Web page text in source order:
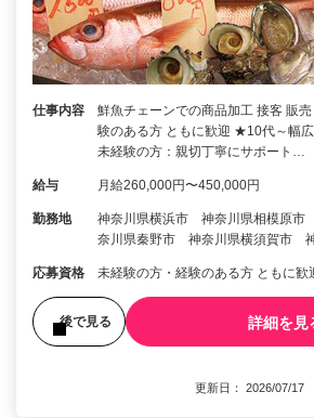
仕事内容
鮮魚チェーンでの商品加工 接客 販
験のある方 ともに歓迎 ★10代～幅
未経験の方：親切丁寧にサポート…
給与 月給260,000円〜450,000円
勤務地
神奈川県横浜市 神奈川県相模原
奈川県秦野市 神奈川県横須賀市
応募資格 未経験の方・経験のある方 ともに歓
後で見る 詳細を見
更新日： 2026/07/17